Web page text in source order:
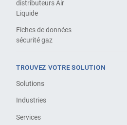
distributeurs Air
Liquide
Fiches de données
sécurité gaz
TROUVEZ VOTRE SOLUTION
Solutions
Industries
Services